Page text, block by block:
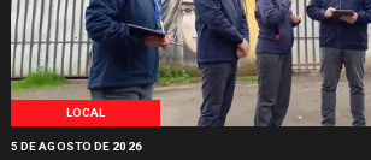
LOCAL
5 DE AGOSTO DE 2026